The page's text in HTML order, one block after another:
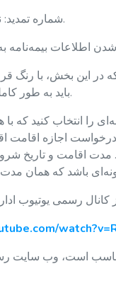
• شماره تمدید: نیز ۰ (صفر) است.
در این بخش، با
باید به طور کامل علامت زده شوند.
را انتخاب کنید که
اجازه اقامت
اقامت و تاریخ
مناسب است، وب سایت